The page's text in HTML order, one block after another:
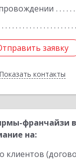
заявку
Показать контакты
заявку
Назад
франчайзи
на:
клиентов